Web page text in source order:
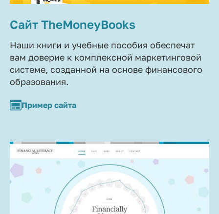
Сайт TheMoneyBooks
Наши книги и учебные пособия обеспечат
вам доверие к комплексной маркетинговой
системе, созданной на основе финансового
образования.
Пример сайта